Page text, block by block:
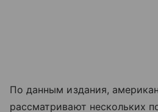
По данным издания,
рассматривают нескольких